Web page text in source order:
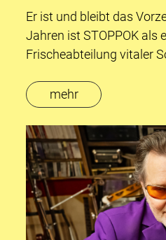
Er ist und bleibt das
Jahren ist STOPPOK als
Frischeabteilung vitaler
mehr